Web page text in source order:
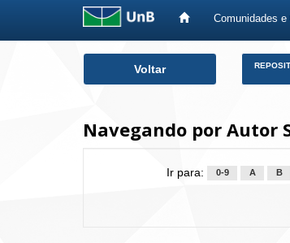
Comunidades e
Voltar
Navegando por Autor
Ir para: 0-9 A B